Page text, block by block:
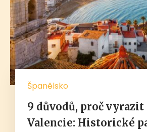
Španělsko
9 důvodů, proč vyrazit
Valencie: Historické